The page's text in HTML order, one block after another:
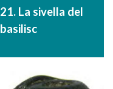
21. La sivella del
basilisc